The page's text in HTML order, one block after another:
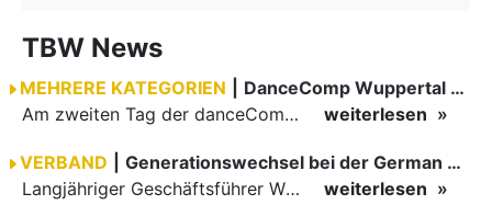
TBW News
MEHRERE KATEGORIEN
DanceComp Wuppertal 2026
Am zweiten Tag der danceComp starteten die Turniere im großen Saal. Den Auftakt machte das größte Feld des Wochenendes: Im WDSF Open Senior III Standard gingen 141 Paare aufs Parkett.
weiterlesen
VERBAND
Generationswechsel bei der German Open Championships…
Langjähriger Geschäftsführer Wilfried Scheible übergibt Verantwortung an Stephen Harnisch und Bernd Roßnagel Stuttgart, den 30. Juni 2026.
weiterlesen